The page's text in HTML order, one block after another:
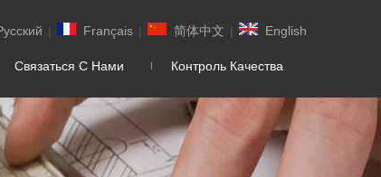
| Français | 简体中文 | English
Связаться С Нами Контроль Качества